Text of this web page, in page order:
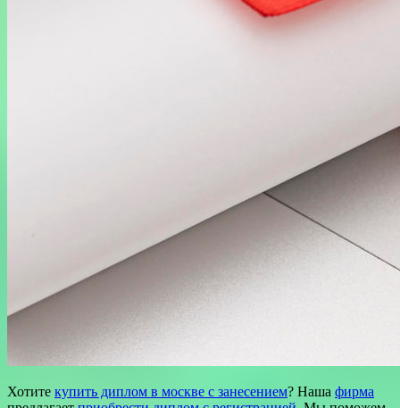
Хотите купить диплом в москве с занесением? Наша фирма